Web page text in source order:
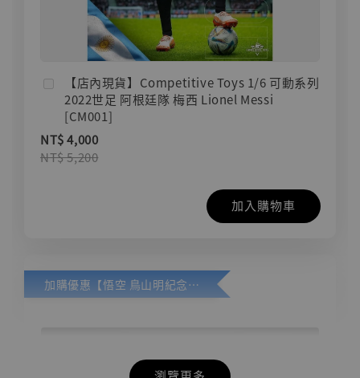
【店內現貨】Competitive Toys 1/6 可動系列
2022世足 阿根廷隊 梅西 Lionel Messi
[CM001]
NT$ 4,000
NT$ 5,200
加入購物車
加購優惠【悟空 鳥山明紀念款 [奇蹟工作室]】